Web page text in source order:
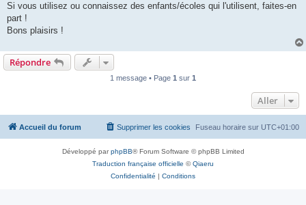
Si vous utilisez ou connaissez des enfants/écoles qui l'utilisent, faites-en
part !
Bons plaisirs !
Répondre
1 message • Page 1 sur 1
Aller
Accueil du forum Fuseau horaire sur UTC+01:00
Supprimer les cookies
Développé parphpBB® Forum Software © phpBB Limited
Traduction française officielle ©Qiaeru
Confidentialité | Conditions